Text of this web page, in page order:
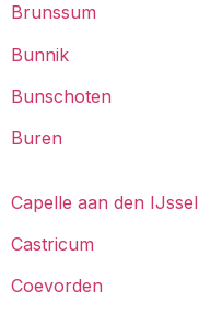
Brunssum
Bunnik
Bunschoten
Buren
Capelle aan den IJssel
Castricum
Coevorden